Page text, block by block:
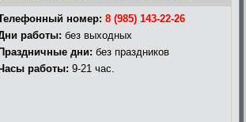
номер: 8 (985) 143-22-26
работы: без выходных
дни: без праздников
работы: 9-21 час.